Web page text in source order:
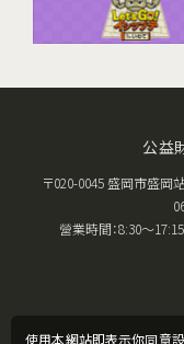
使用本網站即表示你同意
公益
〒020-0045 盛岡市盛岡
營業時間：8:30〜